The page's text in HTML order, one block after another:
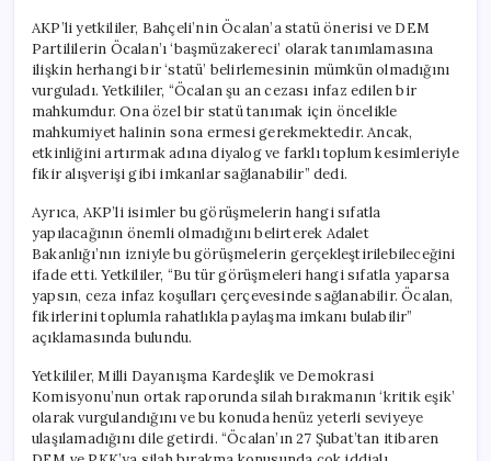
AKP’li yetkililer, Bahçeli’nin Öcalan’a statü önerisi ve DEM
Partililerin Öcalan’ı ‘başmüzakereci’ olarak tanımlamasına
ilişkin herhangi bir ‘statü’ belirlemesinin mümkün olmadığını
vurguladı. Yetkililer, “Öcalan şu an cezası infaz edilen bir
mahkumdur. Ona özel bir statü tanımak için öncelikle
mahkumiyet halinin sona ermesi gerekmektedir. Ancak,
etkinliğini artırmak adına diyalog ve farklı toplum kesimleriyle
fikir alışverişi gibi imkanlar sağlanabilir” dedi.
Ayrıca, AKP’li isimler bu görüşmelerin hangi sıfatla
yapılacağının önemli olmadığını belirterek Adalet
Bakanlığı’nın izniyle bu görüşmelerin gerçekleştirilebileceğini
ifade etti. Yetkililer, “Bu tür görüşmeleri hangi sıfatla yaparsa
yapsın, ceza infaz koşulları çerçevesinde sağlanabilir. Öcalan,
fikirlerini toplumla rahatlıkla paylaşma imkanı bulabilir”
açıklamasında bulundu.
Yetkililer, Milli Dayanışma Kardeşlik ve Demokrasi
Komisyonu’nun ortak raporunda silah bırakmanın ‘kritik eşik’
olarak vurgulandığını ve bu konuda henüz yeterli seviyeye
ulaşılamadığını dile getirdi. “Öcalan’ın 27 Şubat’tan itibaren